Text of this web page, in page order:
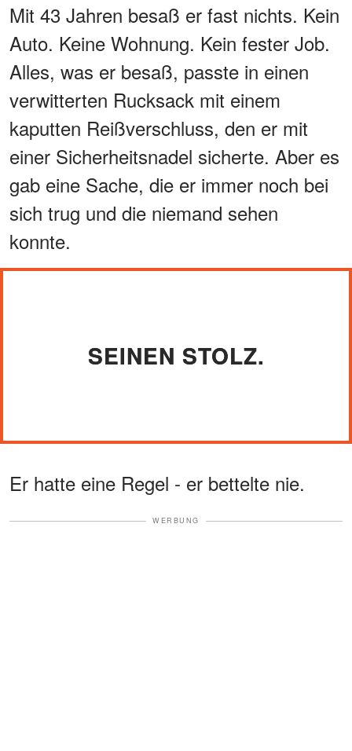
Mit 43 Jahren besaß er fast nichts. Kein
Auto. Keine Wohnung. Kein fester Job.
Alles, was er besaß, passte in einen
verwitterten Rucksack mit einem
kaputten Reißverschluss, den er mit
einer Sicherheitsnadel sicherte. Aber es
gab eine Sache, die er immer noch bei
sich trug und die niemand sehen
konnte.
SEINEN STOLZ.
Er hatte eine Regel - er bettelte nie.
WERBUNG